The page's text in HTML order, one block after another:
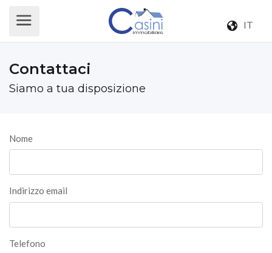
IT
Contattaci
Siamo a tua disposizione
Nome
Indirizzo email
Telefono